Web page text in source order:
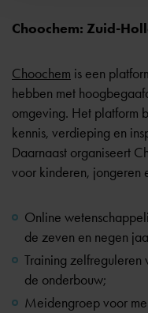
Choochem: Zuid-
Choochem is een
hebben met
omgeving. Het platform
kennis, verdieping en
Daarnaast organiseert
voor kinderen, jongeren
Online
de zeven en negen
Training
de onderbouw;
Meidengroep voor